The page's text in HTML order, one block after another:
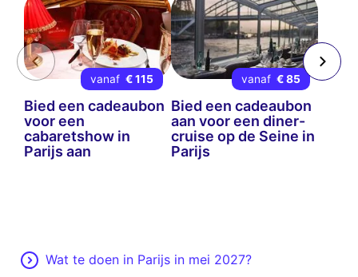
vanaf € 115
Bied een cadeaubon
voor een
cabaretshow in
Parijs aan
vanaf € 85
Bied een cadeaubon
aan voor een diner-
cruise op de Seine in
Parijs
Wat te doen in Parijs in mei 2027?